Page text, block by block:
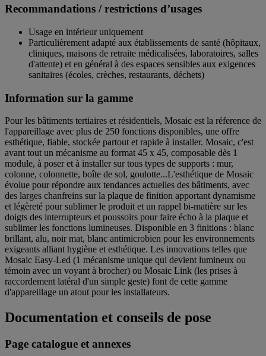
Recommandations / restrictions d’usages
Usage en intérieur uniquement
Particulièrement adapté aux établissements de santé (hôpitaux,
cliniques, maisons de retraite médicalisées, laboratoires, salles
d'attente) et en général à des espaces sensibles aux exigences
sanitaires (écoles, crèches, restaurants, déchets)
Information sur la gamme
Pour les bâtiments tertiaires et résidentiels, Mosaic est la réference de
l'appareillage avec plus de 250 fonctions disponibles, une offre
esthétique, fiable, stockée partout et rapide à installer. Mosaic, c'est
avant tout un mécanisme au format 45 x 45, composable dès 1
module, à poser et à installer sur tous types de supports : mur,
colonne, colonnette, boîte de sol, goulotte...L'esthétique de Mosaic
évolue pour répondre aux tendances actuelles des bâtiments, avec
des larges chanfreins sur la plaque de finition apportant dynamisme
et légèreté pour sublimer le produit et un rappel bi-matière sur les
doigts des interrupteurs et poussoirs pour faire écho à la plaque et
sublimer les fonctions lumineuses. Disponible en 3 finitions : blanc
brillant, alu, noir mat, blanc antimicrobien pour les environnements
exigeants alliant hygiène et esthétique. Les innovations telles que
Mosaic Easy-Led (1 mécanisme unique qui devient lumineux ou
témoin avec un voyant à brocher) ou Mosaic Link (les prises à
raccordement latéral d'un simple geste) font de cette gamme
d'appareillage un atout pour les installateurs.
Documentation et conseils de pose
Page catalogue et annexes